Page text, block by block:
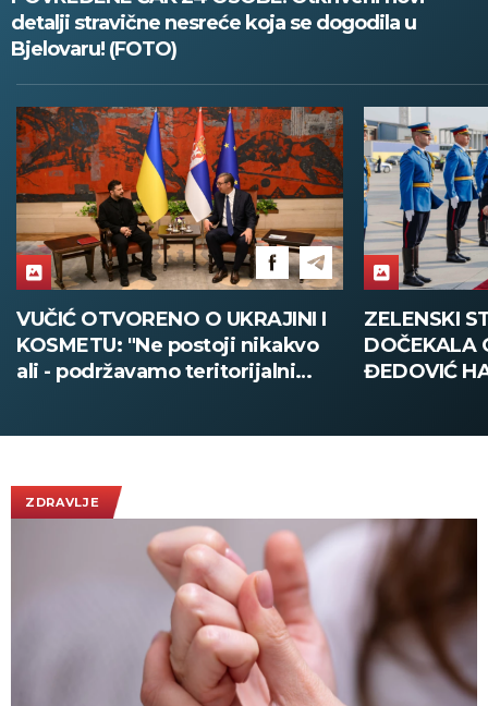
detalji stravične nesreće koja se dogodila u
Bjelovaru! (FOTO)
ZELENSKI STIGAO U BEOGRAD,
DOČEKALA GA MINISTARKA
ĐEDOVIĆ HANDANOVIĆ:
VELIKA
pola tone
ZDRAVLJE